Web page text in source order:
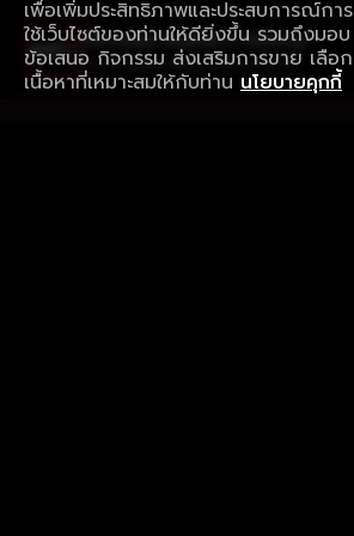
เพื่อเพิ่มประสิทธิภาพและประสบการณ์การ
ใช้เว็บไซต์ของท่านให้ดียิ่งขึ้น รวมถึงมอบ
ข้อเสนอ กิจกรรม ส่งเสริมการขาย เลือก
เนื้อหาที่เหมาะสมให้กับท่าน นโยบายคุกกี้
ใช้งานแอป ลื่นไหลกว่า ไม่มีสะดุด
ดาวน์โหลดแอปเพื่อการรับชมที่ดีกว่า